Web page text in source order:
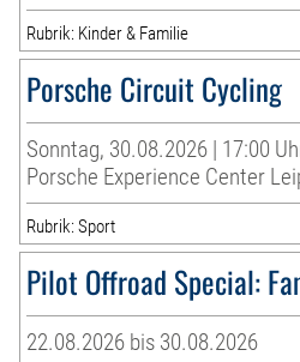
Rubrik: Kinder & Familie
Porsche Circuit Cycling
Sonntag, 30.08.2026 | 17:00
Porsche Experience Center
Rubrik: Sport
Pilot Offroad Special:
22.08.2026 bis 30.08.2026